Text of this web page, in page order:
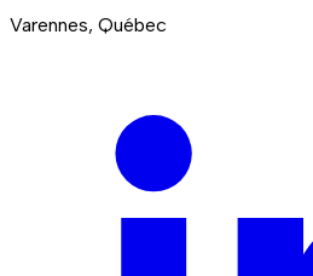
Varennes, Québec